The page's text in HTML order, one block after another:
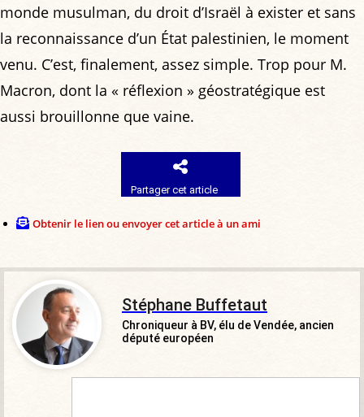
monde musulman, du droit d’Israël à exister et sans
la reconnaissance d’un État palestinien, le moment
venu. C’est, finalement, assez simple. Trop pour M.
Macron, dont la « réflexion » géostratégique est
aussi brouillonne que vaine.
Partager cet article
Obtenir le lien ou envoyer cet article à un ami
Stéphane Buffetaut
Chroniqueur à BV, élu de Vendée, ancien
député européen